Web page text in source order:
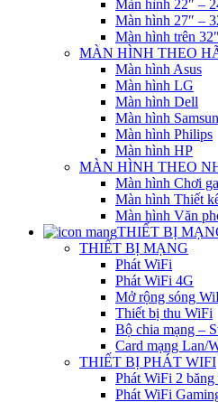
Màn hình 22″ –
Màn hình 27″ –
Màn hình trên 32″
MÀN HÌNH THEO
Màn hình Asus
Màn hình LG
Màn hình Dell
Màn hình
Màn hình Philips
Màn hình HP
MÀN HÌNH THEO
Màn hình Chơi
Màn hình Thiết
Màn hình Văn
THIẾT BỊ
THIẾT BỊ MẠNG
Phát WiFi
Phát WiFi 4G
Mở rộng sóng
Thiết bị thu WiFi
Bộ chia mạng –
Card mạng Lan/
THIẾT BỊ PHÁT WIFI
Phát WiFi 2 băng
Phát WiFi